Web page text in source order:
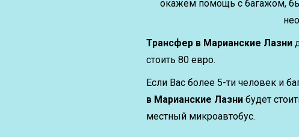
окажем помощь с багажом,
Трансфер в Марианские Лазни
стоить 80 евро.
Если Вас более 5-ти человек и
в Марианские Лазни будет
местный микроавтобус.